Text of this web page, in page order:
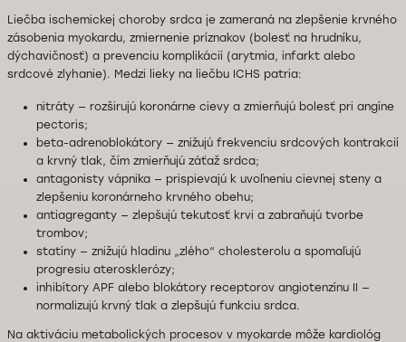
Liečba ischemickej choroby srdca je zameraná na zlepšenie krvného
zásobenia myokardu, zmiernenie príznakov (bolesť na hrudníku,
dýchavičnosť) a prevenciu komplikácií (arytmia, infarkt alebo
srdcové zlyhanie). Medzi lieky na liečbu ICHS patria:
nitráty — rozširujú koronárne cievy a zmierňujú bolesť pri angíne
pectoris;
beta-adrenoblokátory — znižujú frekvenciu srdcových kontrakcií
a krvný tlak, čím zmierňujú záťaž srdca;
antagonisty vápnika — prispievajú k uvoľneniu cievnej steny a
zlepšeniu koronárneho krvného obehu;
antiagreganty — zlepšujú tekutosť krvi a zabraňujú tvorbe
trombov;
statíny — znižujú hladinu „zlého“ cholesterolu a spomaľujú
progresiu aterosklerózy;
inhibítory APF alebo blokátory receptorov angiotenzínu II —
normalizujú krvný tlak a zlepšujú funkciu srdca.
Na aktiváciu metabolických procesov v myokarde môže kardiológ